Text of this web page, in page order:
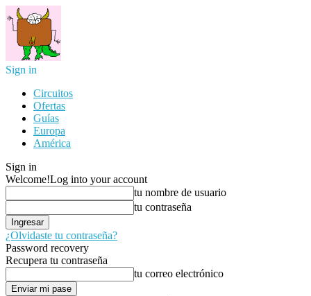
Sign in
Circuitos
Ofertas
Guías
Europa
América
Sign in
Welcome!Log into your account
tu nombre de usuario
tu contraseña
¿Olvidaste tu contraseña?
Password recovery
Recupera tu contraseña
tu correo electrónico